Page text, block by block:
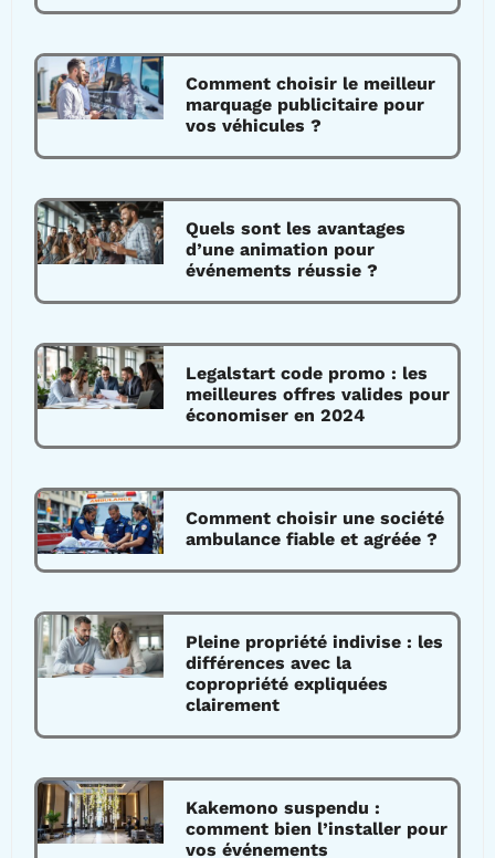
Comment choisir le meilleur
marquage publicitaire pour
vos véhicules ?
Quels sont les avantages
d’une animation pour
événements réussie ?
Legalstart code promo : les
meilleures offres valides pour
économiser en 2024
Comment choisir une société
ambulance fiable et agréée ?
Pleine propriété indivise : les
différences avec la
copropriété expliquées
clairement
Kakemono suspendu :
comment bien l’installer pour
vos événements